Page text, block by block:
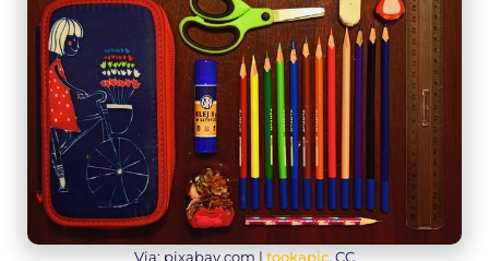
Via: pixabay.com | tookapic, CC